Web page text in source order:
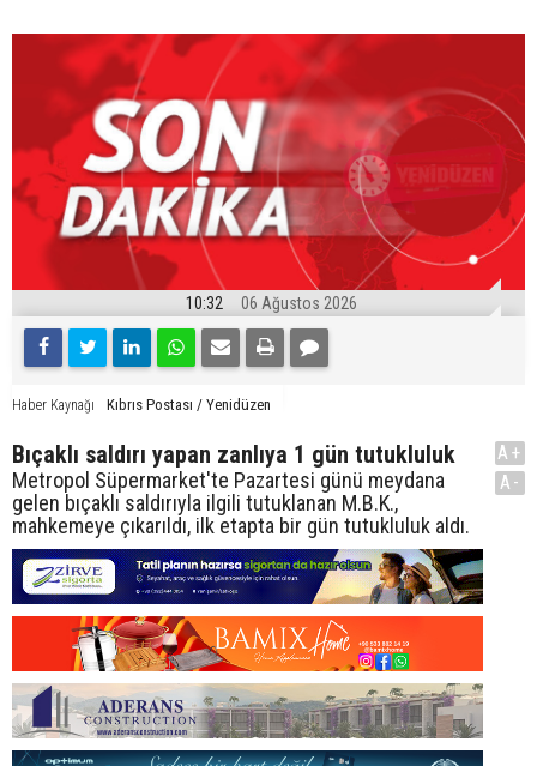
10:32 06 Ağustos 2026
Haber Kaynağı Kıbrıs Postası / Yenidüzen
Bıçaklı saldırı yapan zanlıya 1 gün tutukluluk
Metropol Süpermarket'te Pazartesi günü meydana
gelen bıçaklı saldırıyla ilgili tutuklanan M.B.K.,
mahkemeye çıkarıldı, ilk etapta bir gün tutukluluk aldı.
A+
A-